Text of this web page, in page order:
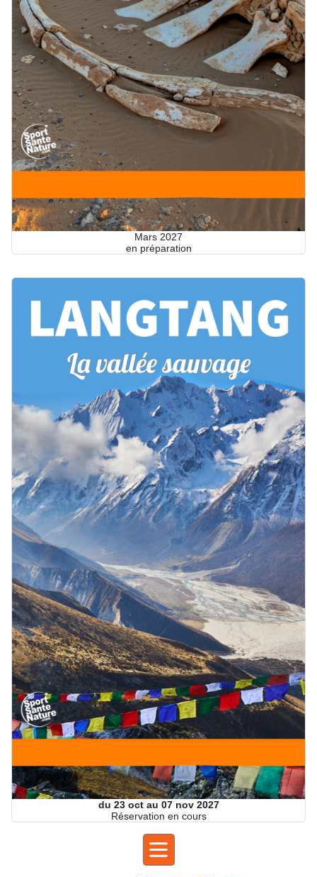
Mars 2027
en préparation
du 23 oct au 07 nov 2027
Réservation en cours